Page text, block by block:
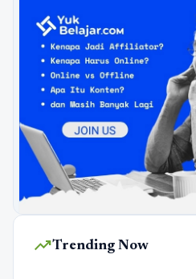
trending_upTrending Now